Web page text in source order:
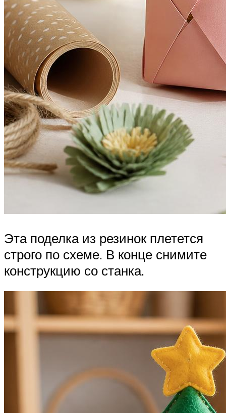
Эта поделка из резинок плетется
строго по схеме. В конце снимите
конструкцию со станка.